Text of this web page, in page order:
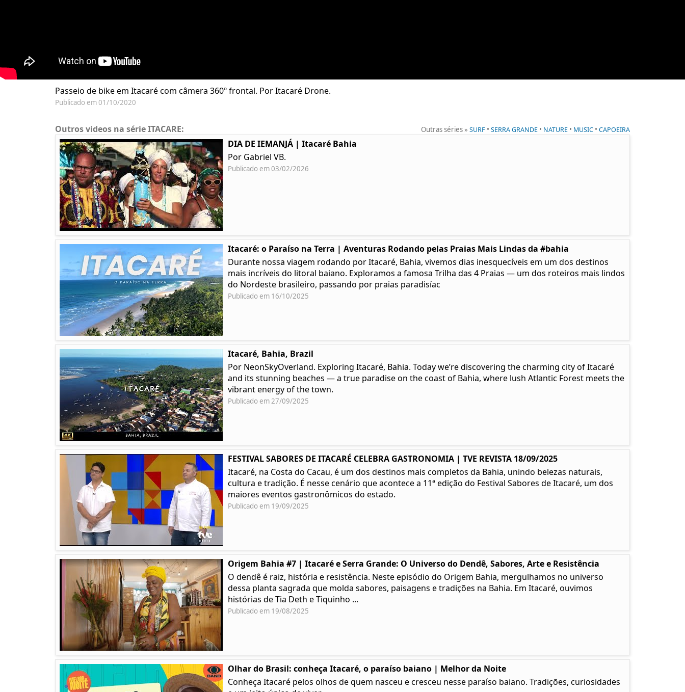
Passeio de bike em Itacaré com câmera 360º frontal. Por Itacaré Drone.
Publicado em 01/10/2020
Outras séries »SURF •SERRA GRANDE • NATURE • MUSIC •CAPOEIRA
Outros videos na série ITACARE:
DIA DE IEMANJÁ | Itacaré Bahia
Por Gabriel VB.
Publicado em 03/02/2026
Itacaré: o Paraíso na Terra | Aventuras Rodando pelas Praias Mais Lindas da #bahia
Durante nossa viagem rodando por Itacaré, Bahia, vivemos dias inesquecíveis em um dos destinos
mais incríveis do litoral baiano. Exploramos a famosa Trilha das 4 Praias — um dos roteiros mais lindos
do Nordeste brasileiro, passando por praias paradisíac
Publicado em 16/10/2025
Itacaré, Bahia, Brazil
Por NeonSkyOverland. Exploring Itacaré, Bahia. Today we’re discovering the charming city of Itacaré
and its stunning beaches — a true paradise on the coast of Bahia, where lush Atlantic Forest meets the
vibrant energy of the town.
Publicado em 27/09/2025
FESTIVAL SABORES DE ITACARÉ CELEBRA GASTRONOMIA | TVE REVISTA 18/09/2025
Itacaré, na Costa do Cacau, é um dos destinos mais completos da Bahia, unindo belezas naturais,
cultura e tradição. É nesse cenário que acontece a 11ª edição do Festival Sabores de Itacaré, um dos
maiores eventos gastronômicos do estado.
Publicado em 19/09/2025
Origem Bahia #7 | Itacaré e Serra Grande: O Universo do Dendê, Sabores, Arte e Resistência
O dendê é raiz, história e resistência. Neste episódio do Origem Bahia, mergulhamos no universo
dessa planta sagrada que molda sabores, paisagens e tradições na Bahia. Em Itacaré, ouvimos
histórias de Tia Deth e Tiquinho ...
Publicado em 19/08/2025
Olhar do Brasil: conheça Itacaré, o paraíso baiano | Melhor da Noite
Conheça Itacaré pelos olhos de quem nasceu e cresceu nesse paraíso baiano. Tradições, curiosidades